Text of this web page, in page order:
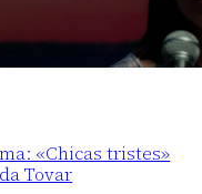
«Chicas tristes»
Tovar